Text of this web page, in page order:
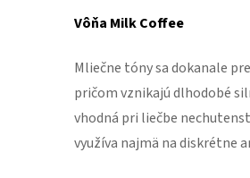
Vôňa Milk Coffee
Mliečne tóny sa dokanale
pričom vznikajú dlhodobé
vhodná pri liečbe
využíva najmä na diskrétne